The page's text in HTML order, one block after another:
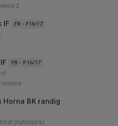
2
IF FB - F16/17
FB - P16/17
manna
Horna BK randig
(nybörjare)